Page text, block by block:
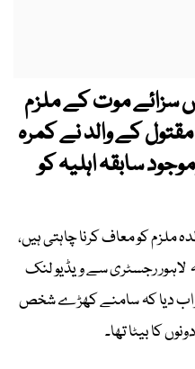
سزائے موت کے ملزم
کے والد نے کمرہ
سابقہ اہلیہ کو
ملزم کو معاف کرنا چاہتی ہیں،
لاہور رجسٹری سے ویڈیو لنک
دیا کہ سامنے کھڑے شخص
کا بیٹا تھا۔